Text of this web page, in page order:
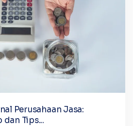
Perusahaan Jasa:
dan Tips...